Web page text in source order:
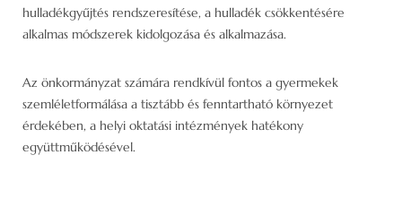
hulladékgyűjtés rendszeresítése, a hulladék csökkentésére
alkalmas módszerek kidolgozása és alkalmazása.
Az önkormányzat számára rendkívül fontos a gyermekek
szemléletformálása a tisztább és fenntartható környezet
érdekében, a helyi oktatási intézmények hatékony
együttműködésével.